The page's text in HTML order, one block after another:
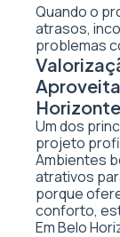
Quando o
atrasos,
problemas
Um dos
projeto
Ambientes
atrativos
porque
conforto,
Em Belo